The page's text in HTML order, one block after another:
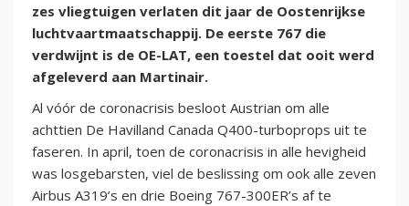
zes vliegtuigen verlaten dit jaar de Oostenrijkse
luchtvaartmaatschappij. De eerste 767 die
verdwijnt is de OE-LAT, een toestel dat ooit werd
afgeleverd aan Martinair.
Al vóór de coronacrisis besloot Austrian om alle
achttien De Havilland Canada Q400-turboprops uit te
faseren. In april, toen de coronacrisis in alle hevigheid
was losgebarsten, viel de beslissing om ook alle zeven
Airbus A319’s en drie Boeing 767-300ER’s af te